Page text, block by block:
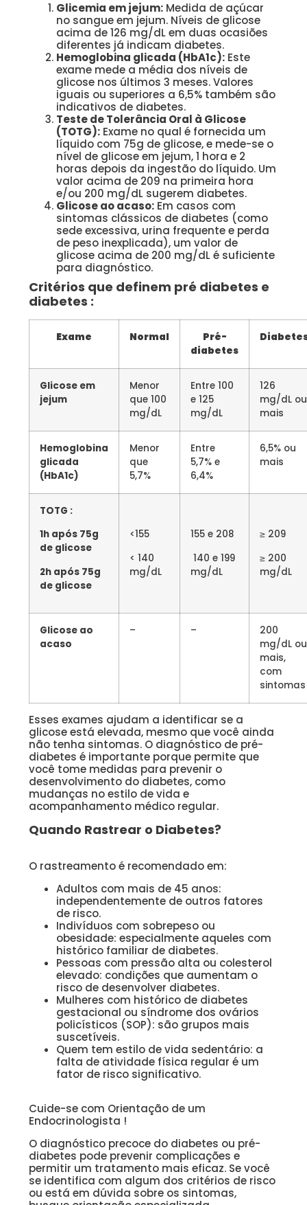
Glicemia em jejum: Medida de açúcar
no sangue em jejum. Níveis de glicose
acima de 126 mg/dL em duas ocasiões
diferentes já indicam diabetes.
Hemoglobina glicada (HbA1c): Este
exame mede a média dos níveis de
glicose nos últimos 3 meses. Valores
iguais ou superiores a 6,5% também são
indicativos de diabetes.
Teste de Tolerância Oral à Glicose
(TOTG): Exame no qual é fornecida um
líquido com 75g de glicose, e mede-se o
nível de glicose em jejum, 1 hora e 2
horas depois da ingestão do líquido. Um
valor acima de 209 na primeira hora
e/ou 200 mg/dL sugerem diabetes.
Glicose ao acaso: Em casos com
sintomas clássicos de diabetes (como
sede excessiva, urina frequente e perda
de peso inexplicada), um valor de
glicose acima de 200 mg/dL é suficiente
para diagnóstico.
Critérios que definem pré diabetes e
diabetes :
Exame Normal
Pré-
diabetes
Glicose em
jejum
Menor
que 100
mg/dL
Entre 100
e 125
mg/dL
126
mg/dL ou
mais
Hemoglobina
glicada
(HbA1c)
Menor
que
5,7%
Entre
5,7% e
6,4%
6,5% ou
mais
TOTG :
1h após 75g
de glicose
2h após 75g
de glicose
<155
< 140
mg/dL
155 e 208
140 e 199
mg/dL
≥ 209
≥ 200
mg/dL
Glicose ao
acaso
– –
200
mg/dL ou
mais,
com
sintomas
Esses exames ajudam a identificar se a
glicose está elevada, mesmo que você ainda
não tenha sintomas. O diagnóstico de pré-
diabetes é importante porque permite que
você tome medidas para prevenir o
desenvolvimento do diabetes, como
mudanças no estilo de vida e
acompanhamento médico regular.
Quando Rastrear o Diabetes?
O rastreamento é recomendado em:
Adultos com mais de 45 anos:
independentemente de outros fatores
de risco.
Indivíduos com sobrepeso ou
obesidade: especialmente aqueles com
histórico familiar de diabetes.
Pessoas com pressão alta ou colesterol
elevado: condições que aumentam o
risco de desenvolver diabetes.
Mulheres com histórico de diabetes
gestacional ou síndrome dos ovários
policísticos (SOP): são grupos mais
suscetíveis.
Quem tem estilo de vida sedentário: a
falta de atividade física regular é um
fator de risco significativo.
Cuide-se com Orientação de um
Endocrinologista !
O diagnóstico precoce do diabetes ou pré-
diabetes pode prevenir complicações e
permitir um tratamento mais eficaz. Se você
se identifica com algum dos critérios de risco
ou está em dúvida sobre os sintomas,